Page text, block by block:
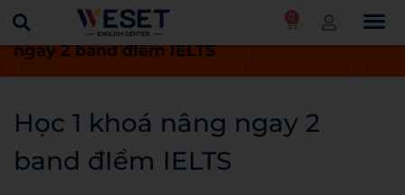
0
Trang chủ Tin tức
Học 1 khoá nâng
ngay 2 band đIểm IELTS
Học 1 khoá nâng ngay 2
band đIểm IELTS